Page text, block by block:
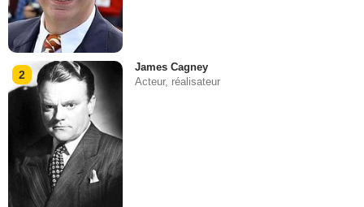
2
James Cagney
Acteur, réalisateur